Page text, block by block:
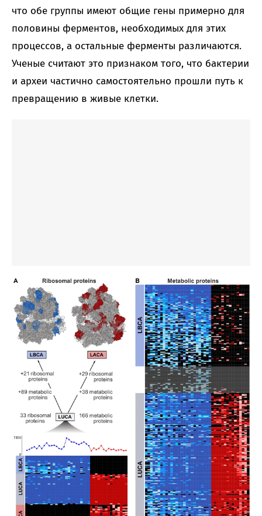
что обе группы имеют общие гены примерно для
половины ферментов, необходимых для этих
процессов, а остальные ферменты различаются.
Ученые считают это признаком того, что бактерии
и археи частично самостоятельно прошли путь к
превращению в живые клетки.